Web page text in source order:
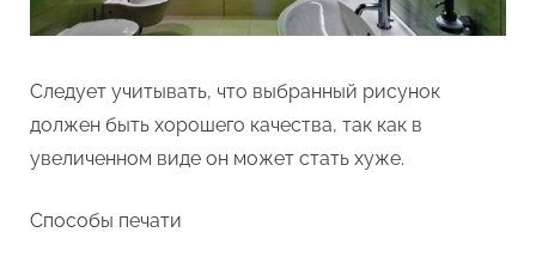
Следует учитывать, что выбранный рисунок
должен быть хорошего качества, так как в
увеличенном виде он может стать хуже.
Способы печати